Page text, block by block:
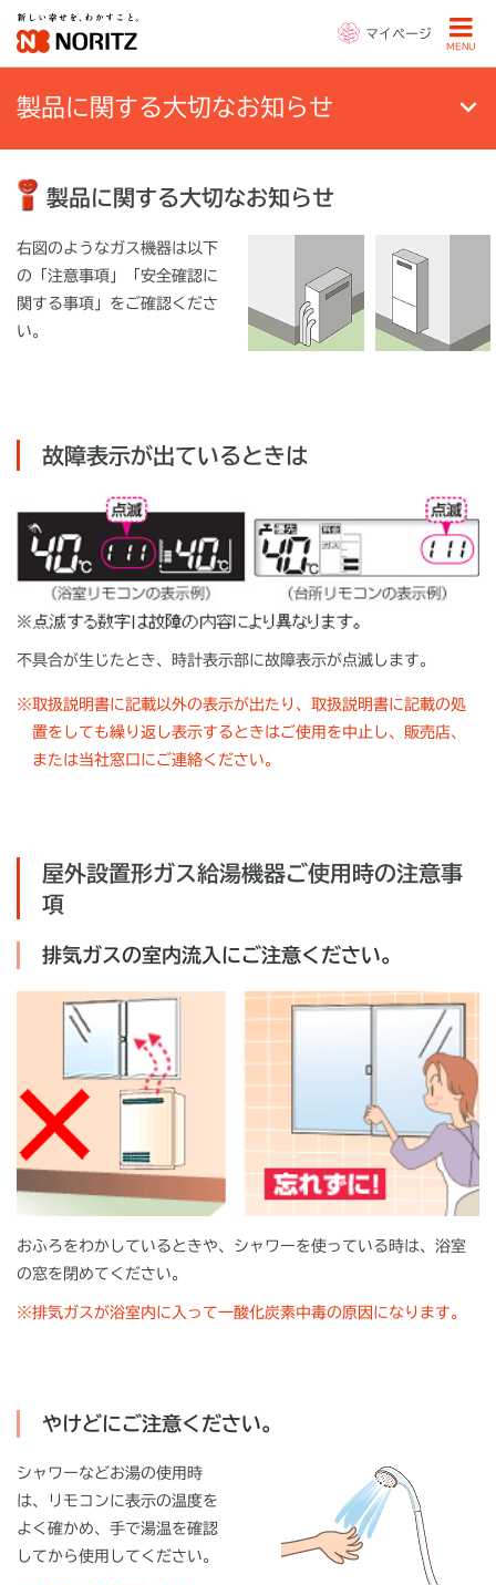
マイページ
MENU
製品に関する大切なお知らせ
製品に関する大切なお知らせ
右図のようなガス機器は以下
の「注意事項」「安全確認に
関する事項」をご確認くださ
い。
故障表示が出ているときは
不具合が生じたとき、時計表示部に故障表示が点滅します。
※取扱説明書に記載以外の表示が出たり、取扱説明書に記載の処
置をしても繰り返し表示するときはご使用を中止し、販売店、
または当社窓口にご連絡ください。
屋外設置形ガス給湯機器ご使用時の注意事
項
排気ガスの室内流入にご注意ください。
おふろをわかしているときや、シャワーを使っている時は、浴室
の窓を閉めてください。
※排気ガスが浴室内に入って一酸化炭素中毒の原因になります。
やけどにご注意ください。
シャワーなどお湯の使用時
は、リモコンに表示の温度を
よく確かめ、手で湯温を確認
してから使用してください。